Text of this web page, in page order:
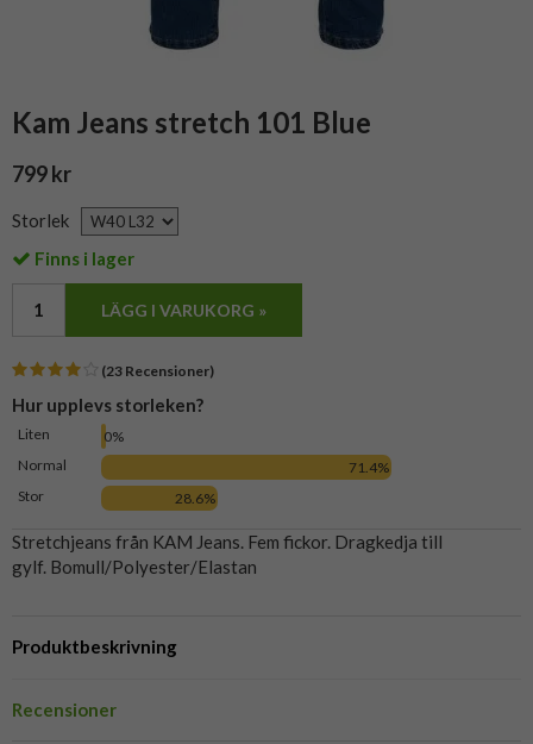
Kam Jeans stretch 101 Blue
799 kr
Storlek
Finns i lager
LÄGG I VARUKORG »
(23 Recensioner)
Hur upplevs storleken?
Liten
0%
Normal
71.4%
Stor
28.6%
Produktbeskrivning
Recensioner
Stretchjeans från KAM Jeans. Fem fickor. Dragkedja till
gylf. Bomull/Polyester/Elastan